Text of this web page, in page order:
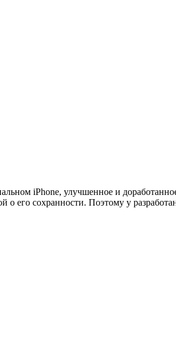
iPhone, улучшенное и
его сохранности. Поэтому у